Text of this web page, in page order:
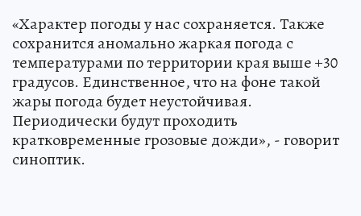
«Характер погоды у нас сохраняется. Также
сохранится аномально жаркая погода с
температурами по территории края выше +30
градусов. Единственное, что на фоне такой
жары погода будет неустойчивая.
Периодически будут проходить
кратковременные грозовые дожди», - говорит
синоптик.